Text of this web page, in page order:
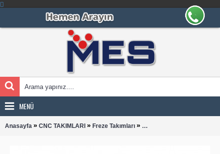
MENÜ
Anasayfa » CNC TAKIMLARI » Freze Takımları » RHKW 1204-L300 SAPLI